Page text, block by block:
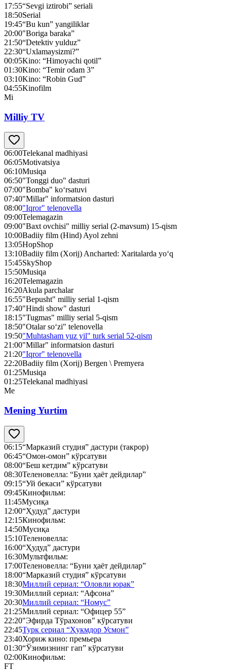
17:55“Sevgi iztirobi” seriali
18:50Serial
19:45“Bu kun” yangiliklar
20:00"Boriga baraka”
21:50“Detektiv yulduz”
22:30“Uxlamaysizmi?”
00:05Kino: “Himoyachi qotil”
01:30Kino: “Temir odam 3”
03:10Kino: “Robin Gud”
04:55Kinofilm
Mi
Milliy TV
06:00Telekanal madhiyasi
06:05Motivatsiya
06:10Musiqa
06:50"Tonggi duo" dasturi
07:00"Bomba" ko‘rsatuvi
07:40"Millar" informatsion dasturi
08:00"Iqror" telenovella
09:00Telemagazin
09:00"Baxt ovchisi" milliy serial (2-mavsum) 15-qism
10:00Badiiy film (Hind) Ayol zehni
13:05HopShop
13:10Badiiy film (Xorij) Ancharted: Xaritalarda yo‘q
15:45SkyShop
15:50Musiqa
16:20Telemagazin
16:20Akula parchalar
16:55"Bepusht" milliy serial 1-qism
17:40"Hindi show" dasturi
18:15"Tugmas" milliy serial 5-qism
18:50"Otalar so‘zi" telenovella
19:50"Muhtasham yuz yil" turk serial 52-qism
21:00"Millar" informatsion dasturi
21:20"Iqror" telenovella
22:20Badiiy film (Xorij) Bergen \ Premyera
01:25Musiqa
01:25Telekanal madhiyasi
Me
Mening Yurtim
06:15“Марказий студия” дастури (такрор)
06:45“Омон-омон” кўрсатуви
08:00“Беш кетдим” кўрсатуви
08:30Теленовелла: “Буни ҳаёт дейдилар”
09:15“Уй бекаси” кўрсатуви
09:45Кинофильм:
11:45Мусиқа
12:00“Ҳудуд” дастури
12:15Кинофильм:
14:50Мусиқа
15:10Теленовелла:
16:00“Ҳудуд” дастури
16:30Мультфильм:
17:00Теленовелла: “Буни ҳаёт дейдилар”
18:00“Марказий студия” кўрсатуви
18:30Миллий сериал: “Оловли юрак”
19:30Миллий сериал: “Афсона”
20:30Миллий сериал: “Номус”
21:25Миллий сериал: “Офицер 55”
22:20"Эфирда Тўрахонов" кўрсатуви
22:45Турк сериал “Ҳукмдор Усмон”
23:40Хориж кино: премьера
01:30“Ўзимизнинг гап” кўрсатуви
02:00Кинофильм:
FT